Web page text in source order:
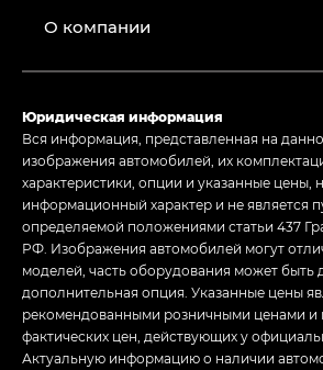
О компании
Юридическая информация
Вся информация, представленная на
изображения автомобилей, их
характеристики, опции и указанные цены,
информационный характер и не является
определяемой положениями статьи 437
РФ. Изображения автомобилей могут
моделей, часть оборудования может быть
дополнительная опция. Указанные цены
рекомендованными розничными ценами и
фактических цен, действующих у
Актуальную информацию о наличии